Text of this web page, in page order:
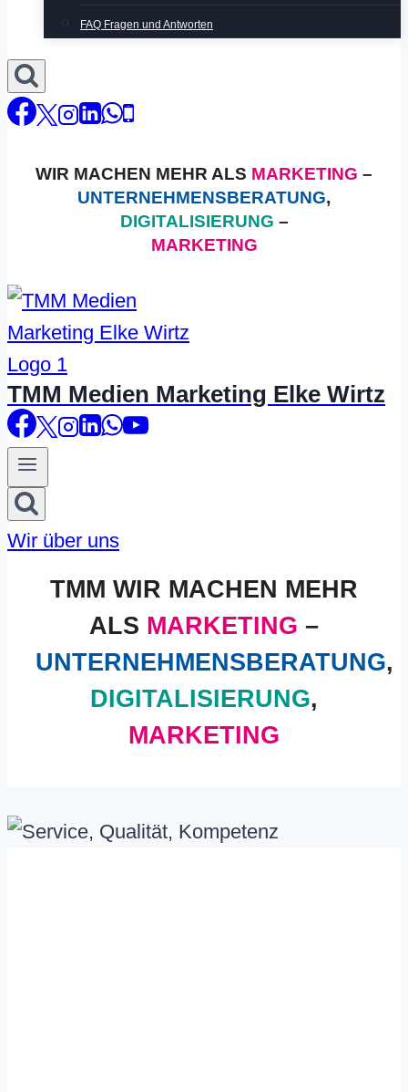
FAQ Fragen und Antworten
WIR MACHEN MEHR ALS MARKETING –
UNTERNEHMENSBERATUNG,
DIGITALISIERUNG –
MARKETING
TMM Medien Marketing Elke Wirtz
Wir über uns
TMM WIR MACHEN MEHR
ALS MARKETING –
UNTERNEHMENSBERATUNG,
DIGITALISIERUNG,
MARKETING